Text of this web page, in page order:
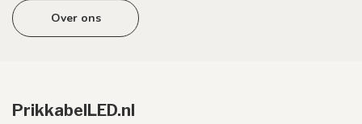
Over ons
PrikkabelLED.nl